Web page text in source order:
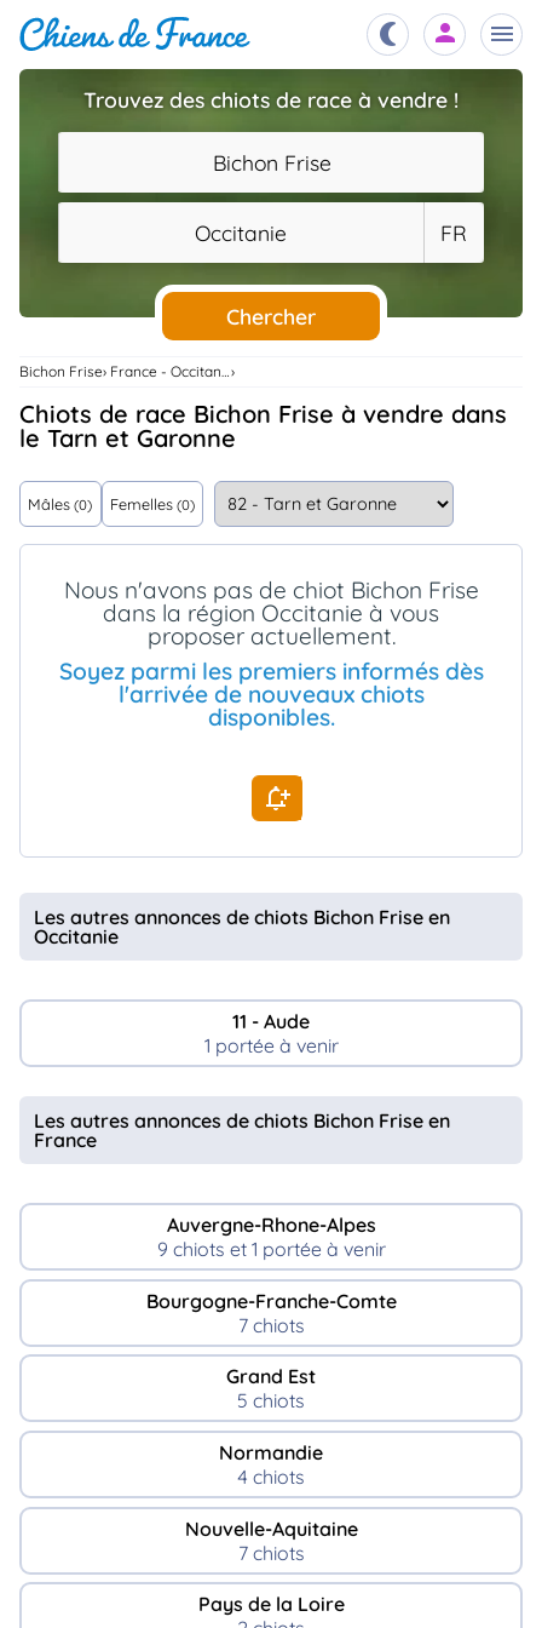
Chiots
Éleveurs
Étalons
Chiens
Services
..
Assurances
Connexion
Trouvez des chiots de race à vendre !
Bichon Frise
Occitanie FR
Chercher
Bichon Frise France - Occitanie
Chiots de race Bichon Frise à vendre dans
le Tarn et Garonne
Mâles (0) Femelles (0)
Nous n'avons pas de chiot Bichon Frise
dans la région Occitanie à vous
proposer actuellement.
Soyez parmi les premiers informés dès
l'arrivée de nouveaux chiots
disponibles.
Les autres annonces de chiots Bichon Frise en
Occitanie
11 - Aude
1 portée à venir
Les autres annonces de chiots Bichon Frise en
France
Auvergne-Rhone-Alpes
9 chiots et 1 portée à venir
Bourgogne-Franche-Comte
7 chiots
Grand Est
5 chiots
Normandie
4 chiots
Nouvelle-Aquitaine
7 chiots
Pays de la Loire